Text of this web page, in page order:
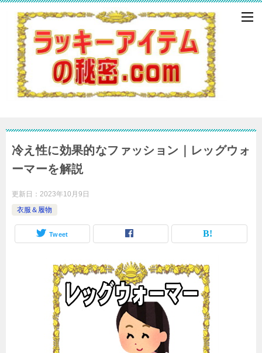
冷え性に効果的なファッション｜レッグウォ
ーマーを解説
更新日： 2023年10月9日
衣服＆履物
Tweet